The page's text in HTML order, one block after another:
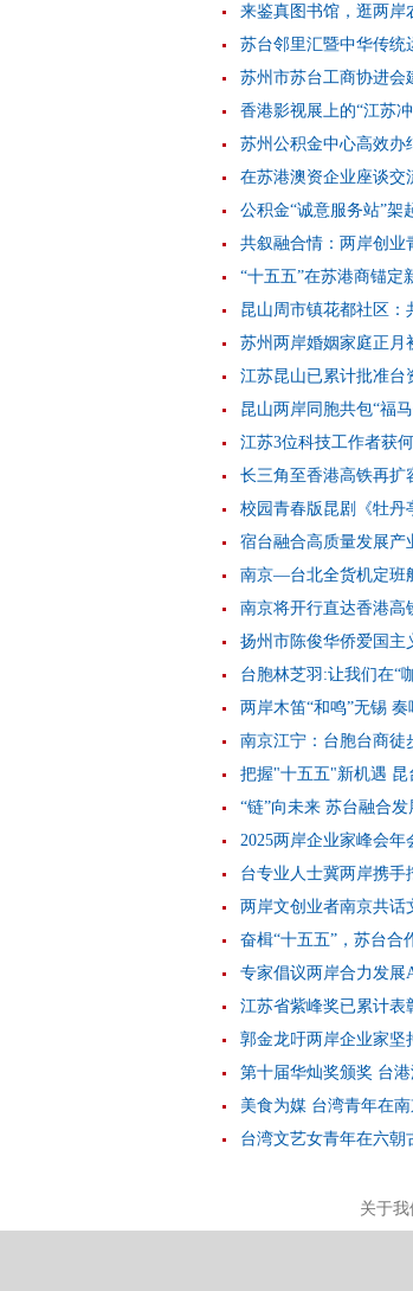
来鉴真图书馆，逛两岸
苏台邻里汇暨中华传统
苏州市苏台工商协进会
香港影视展上的“江苏
苏州公积金中心高效办
在苏港澳资企业座谈交
公积金“诚意服务站”架
共叙融合情：两岸创业
“十五五”在苏港商锚定
昆山周市镇花都社区：
苏州两岸婚姻家庭正月
江苏昆山已累计批准台
昆山两岸同胞共包“福
江苏3位科技工作者获
长三角至香港高铁再扩
校园青春版昆剧《牡丹
宿台融合高质量发展产
南京—台北全货机定班
南京将开行直达香港高
扬州市陈俊华侨爱国主
台胞林芝羽:让我们在“
两岸木笛“和鸣”无锡
南京江宁：台胞台商徒
把握"十五五"新机遇
“链”向未来 苏台融合发
2025两岸企业家峰会年
台专业人士冀两岸携手
两岸文创业者南京共话
奋楫“十五五”，苏台合
专家倡议两岸合力发展
江苏省紫峰奖已累计表
郭金龙吁两岸企业家坚
第十届华灿奖颁奖 台
美食为媒 台湾青年在
台湾文艺女青年在六朝
关于我